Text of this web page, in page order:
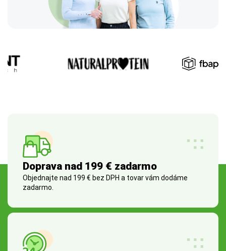
Doprava nad 199 € zadarmo
Objednajte nad 199 € bez DPH a tovar vám dodáme
zadarmo.